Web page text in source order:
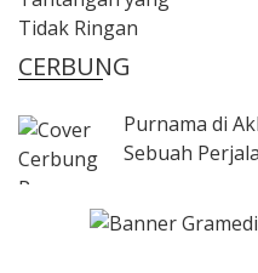
CERBUNG
Purnama di
Sebuah